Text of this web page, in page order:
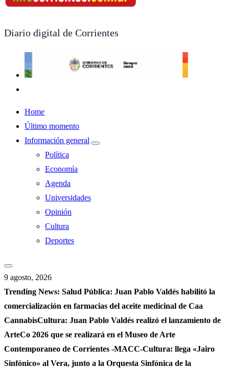
Diario digital de Corrientes
Home
Último momento
Información general
Política
Economía
Agenda
Universidades
Opinión
Cultura
Deportes
9 agosto, 2026
Trending News: Salud Pública: Juan Pablo Valdés habilitó la
comercialización en farmacias del aceite medicinal de Caa
CannabisCultura: Juan Pablo Valdés realizó el lanzamiento de
ArteCo 2026 que se realizará en el Museo de Arte
Contemporaneo de Corrientes -MACC-Cultura: llega «Jairo
Sinfónico» al Vera, junto a la Orquesta Sinfónica de la